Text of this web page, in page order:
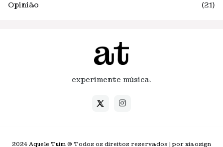
Opinião
(21)
experimente música.
2024 Aquele Tuim © Todos os direitos reservados | por xiaosign